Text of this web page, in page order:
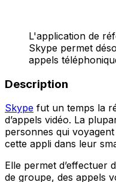
L'application de
Skype permet
appels
Description
Skype fut un temps la
d’appels vidéo. La
personnes qui
cette appli dans leur
Elle permet d’effectuer
de groupe, des appels